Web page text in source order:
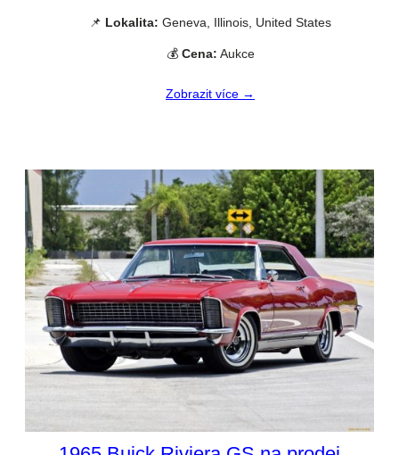
📌 Lokalita: Geneva, Illinois, United States
💰 Cena: Aukce
Zobrazit více →